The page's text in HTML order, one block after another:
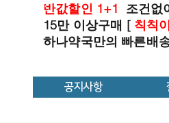
반값할인 1+1 조건없
15만 이상구매 [ 칙칙
하나약국만의 빠른배
공지사항